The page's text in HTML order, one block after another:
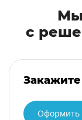
с
Оформить